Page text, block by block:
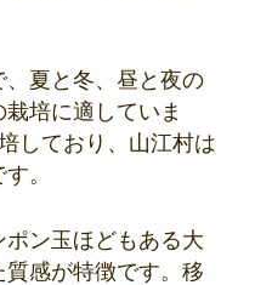
夏と冬、昼と夜の
培に適していま
しており、山江村は
。
ポン玉ほどもある大
感が特徴です。移